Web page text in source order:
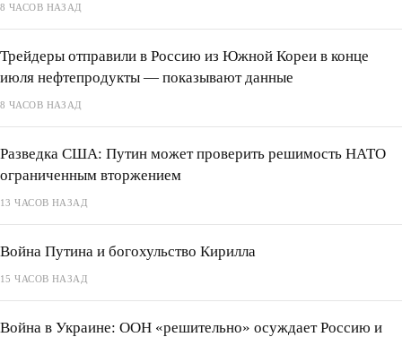
8 ЧАСОВ НАЗАД
Трейдеры отправили в Россию из Южной Кореи в конце
июля нефтепродукты — показывают данные
8 ЧАСОВ НАЗАД
Разведка США: Путин может проверить решимость НАТО
ограниченным вторжением
13 ЧАСОВ НАЗАД
Война Путина и богохульство Кирилла
15 ЧАСОВ НАЗАД
Война в Украине: ООН «решительно» осуждает Россию и